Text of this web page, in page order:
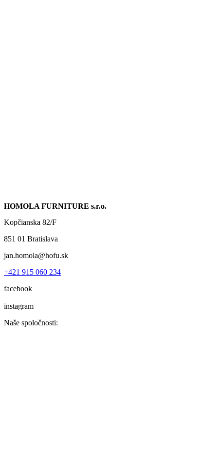
HOMOLA FURNITURE s.r.o.
Kopčianska 82/F
851 01 Bratislava
jan.homola@hofu.sk
+421 915 060 234
facebook
instagram
Naše spoločnosti: